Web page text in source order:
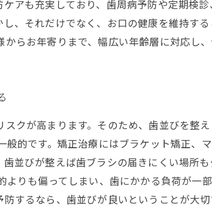
アも充実しており、歯周病予防や定期検
、それだけでなく、お口の健康を維持す
らお年寄りまで、幅広い年齢層に対応し
クが高まります。そのため、歯並びを整
的です。矯正治療にはブラケット矯正、
並びが整えば歯ブラシの届きにくい場所
りも偏ってしまい、歯にかかる負荷が一
するなら、歯並びが良いということが大